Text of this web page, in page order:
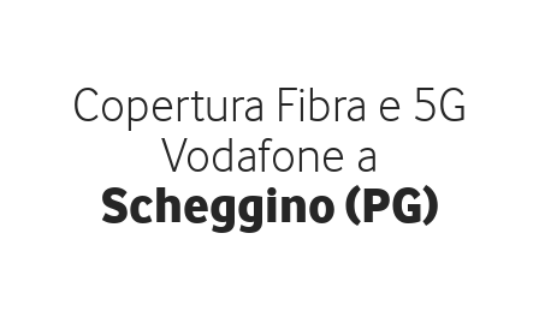
Copertura Fibra e 5G
Vodafone a
Scheggino (PG)